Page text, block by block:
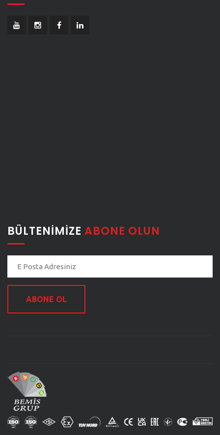
BÜLTENIMIZE ABONE OLUN
ABONE OL